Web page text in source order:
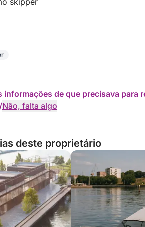
de que precisava para
Não, falta algo
deste proprietário